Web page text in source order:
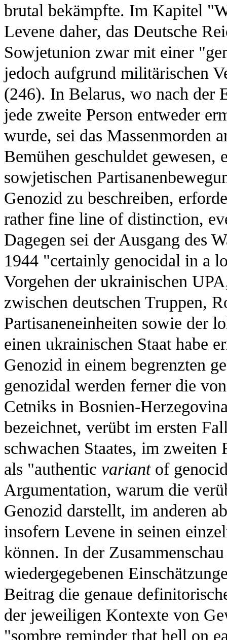
brutal bekämpfte. Im Kapitel
Levene daher, das Deutsche
Sowjetunion zwar mit einer
jedoch aufgrund militärischen
(246). In Belarus, wo nach der
jede zweite Person entweder
wurde, sei das Massenmorden
Bemühen geschuldet
sowjetischen
Genozid zu beschreiben,
rather fine line of distinction,
Dagegen sei der Ausgang des
1944 "certainly genocidal in a
Vorgehen der ukrainischen
zwischen deutschen Truppen,
Partisaneneinheiten sowie der
einen ukrainischen Staat habe
Genozid in einem begrenzten
genozidal werden ferner die
Cetniks in Bosnien-
bezeichnet, verübt im ersten
schwachen Staates, im
als "authentic variantof
Argumentation, warum die
Genozid darstellt, im anderen
insofern Levene in seinen
können. In der
wiedergegebenen
Beitrag die genaue
der jeweiligen Kontexte von
"sombre reminder that hell on